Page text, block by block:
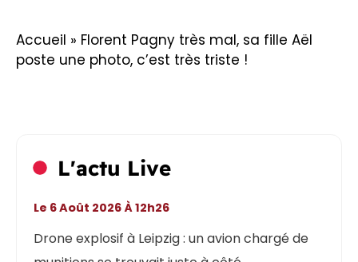
Accueil » Florent Pagny très mal, sa fille Aël
poste une photo, c’est très triste !
L'actu Live
Drone explosif à Leipzig : un avion chargé de
Le 6 Août 2026 À 12h26